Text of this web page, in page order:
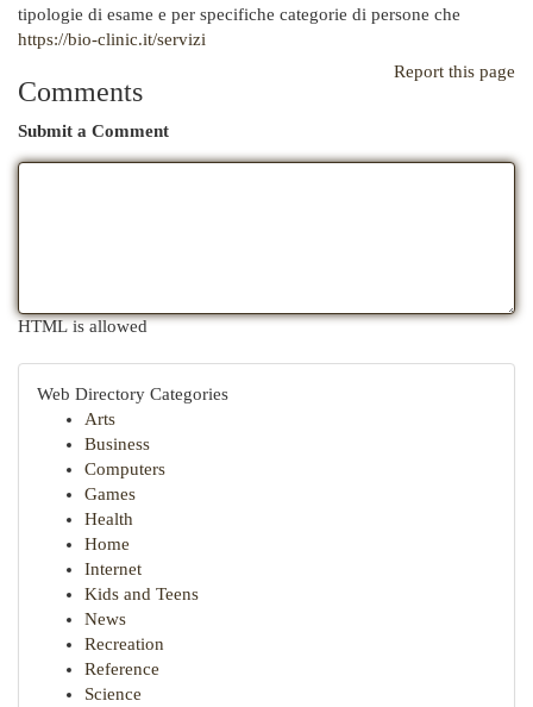
tipologie di esame e per specifiche categorie di persone che
https://bio-clinic.it/servizi
Report this page
Comments
Submit a Comment
HTML is allowed
Web Directory Categories
Arts
Business
Computers
Games
Health
Home
Internet
Kids and Teens
News
Recreation
Reference
Science